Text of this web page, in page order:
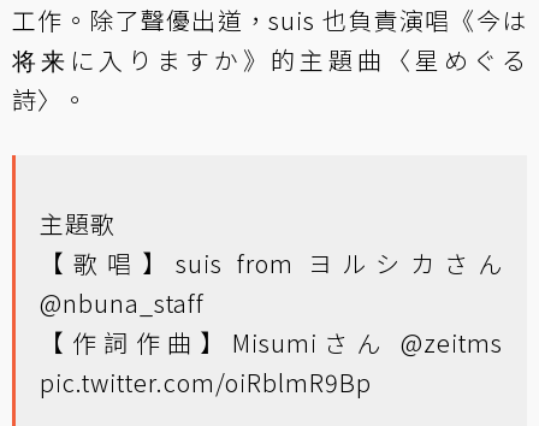
工作。除了聲優出道，suis 也負責演唱《今は
将来に入りますか》的主題曲〈星めぐる
詩〉。
主題歌
【歌唱】suis from ヨルシカさん
@nbuna_staff
【作詞作曲】Misumiさん @zeitms
pic.twitter.com/oiRblmR9Bp